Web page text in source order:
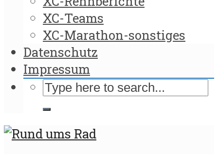
XC-Teams
XC-Marathon-sonstiges
Datenschutz
Impressum